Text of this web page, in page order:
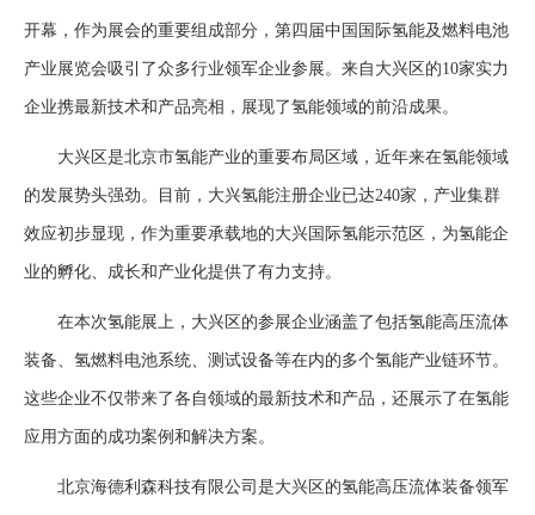
开幕，作为展会的重要组成部分，第四届中国国际氢能及燃料电池
产业展览会吸引了众多行业领军企业参展。来自大兴区的10家实力
企业携最新技术和产品亮相，展现了氢能领域的前沿成果。
大兴区是北京市氢能产业的重要布局区域，近年来在氢能领域
的发展势头强劲。目前，大兴氢能注册企业已达240家，产业集群
效应初步显现，作为重要承载地的大兴国际氢能示范区，为氢能企
业的孵化、成长和产业化提供了有力支持。
在本次氢能展上，大兴区的参展企业涵盖了包括氢能高压流体
装备、氢燃料电池系统、测试设备等在内的多个氢能产业链环节。
这些企业不仅带来了各自领域的最新技术和产品，还展示了在氢能
应用方面的成功案例和解决方案。
北京海德利森科技有限公司是大兴区的氢能高压流体装备领军